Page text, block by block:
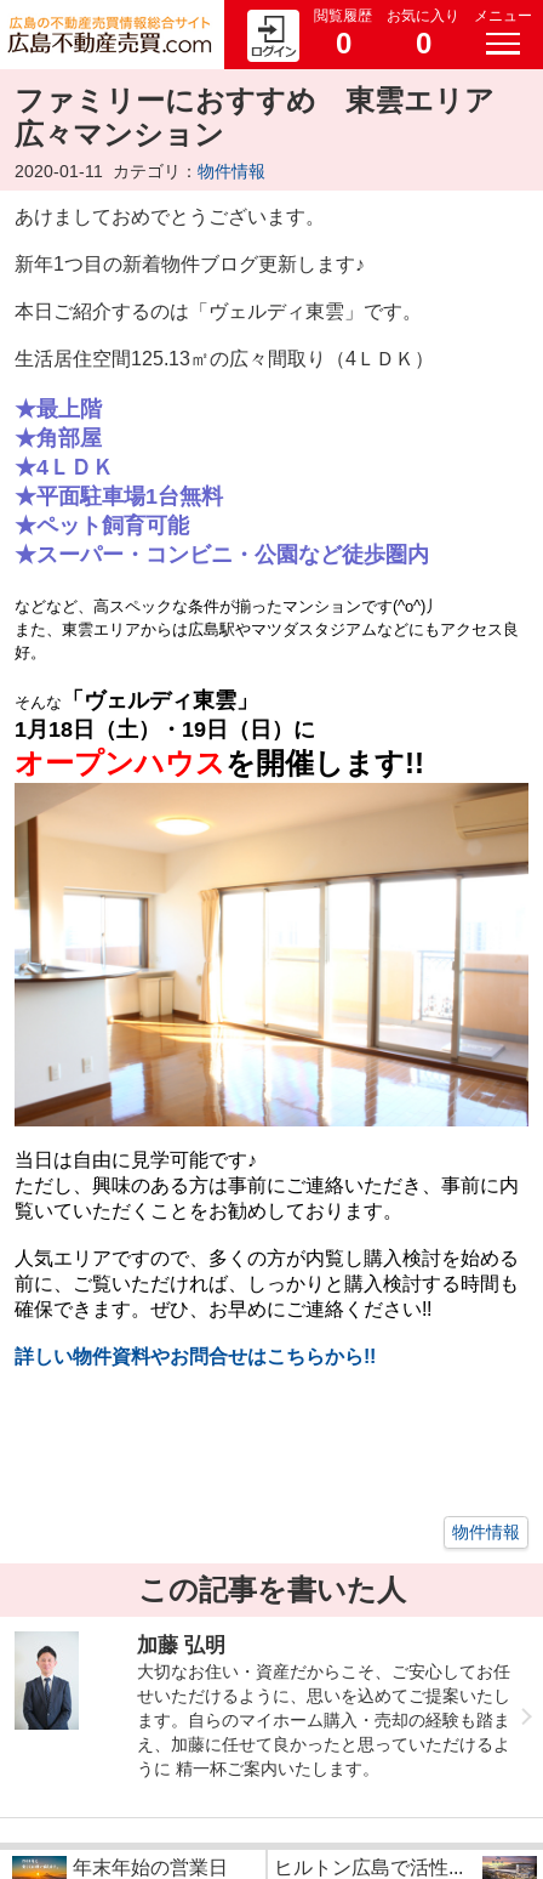
閲覧履歴
0
お気に入り
0
メニュー
ファミリーにおすすめ 東雲エリア
広々マンション
2020-01-11 カテゴリ： 物件情報
あけましておめでとうございます。
新年1つ目の新着物件ブログ更新します♪
本日ご紹介するのは「ヴェルディ東雲」です。
生活居住空間125.13㎡の広々間取り（4ＬＤＫ）
★最上階
★角部屋
★4ＬＤＫ
★平面駐車場1台無料
★ペット飼育可能
★スーパー・コンビニ・公園など徒歩圏内
などなど、高スペックな条件が揃ったマンションです(^o^)丿
また、東雲エリアからは広島駅やマツダスタジアムなどにもアクセス良
好。
そんな
「ヴェルディ東雲」
1月18日（土）・19日（日）に
オープンハウスを開催します!!
当日は自由に見学可能です♪
ただし、興味のある方は事前にご連絡いただき、事前に内
覧いていただくことをお勧めしております。
人気エリアですので、多くの方が内覧し購入検討を始める
前に、ご覧いただければ、しっかりと購入検討する時間も
確保できます。ぜひ、お早めにご連絡ください!!
詳しい物件資料やお問合せはこちらから!!
物件情報
この記事を書いた人
加藤 弘明
大切なお住い・資産だからこそ、ご安心してお任
せいただけるように、思いを込めてご提案いたし
ます。自らのマイホーム購入・売却の経験も踏ま
え、加藤に任せて良かったと思っていただけるよ
うに 精一杯ご案内いたします。
年末年始の営業日
ヒルトン広島で活性...